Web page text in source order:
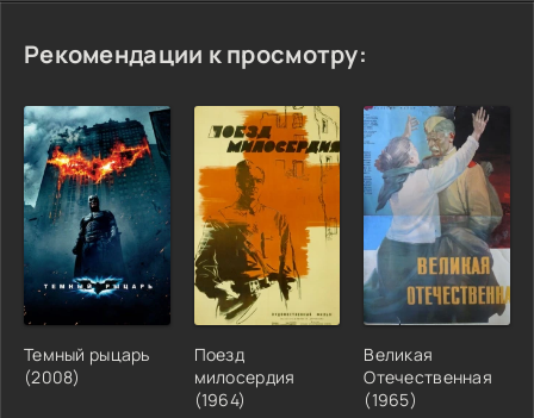
Рекомендации к просмотру:
Темный рыцарь
(2008)
Поезд
милосердия
(1964)
Великая
Отечественная
(1965)